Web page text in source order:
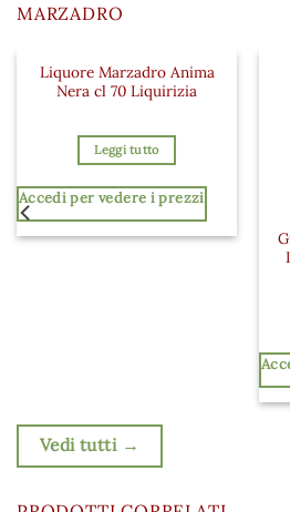
MARZADRO
Aggiungi ai
Liquore Marzadro Anima
Nera cl 70 Liquirizia
Leggi tutto
Accedi per vedere i prezzi
ai preferiti
Vedi tutti →